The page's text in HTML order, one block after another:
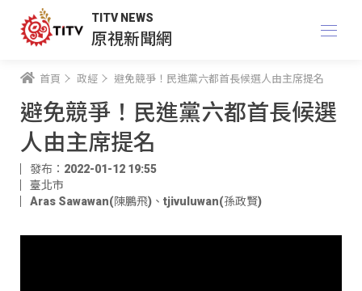
TITV NEWS
原視新聞網
首頁 政經 避免競爭！民進黨六都首長候選人由主席提名
避免競爭！民進黨六都首長候選
人由主席提名
發布：2022-01-12 19:55
臺北市
Aras Sawawan(陳鵬飛) 、 tjivuluwan(孫政賢)